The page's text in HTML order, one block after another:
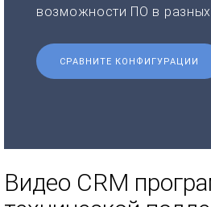
возможности ПО в разных
СРАВНИТЕ КОНФИГУРАЦИИ
Видео CRM